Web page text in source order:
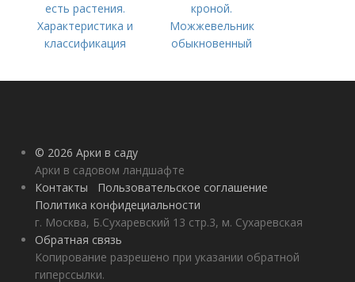
есть растения.
Характеристика и
классификация
кроной.
Можжевельник
обыкновенный
© 2026 Арки в саду
Арки в садовом ландшафте
Контакты
Пользовательское соглашение
Политика конфидециальности
г. Москва, Б.Сухаревский 13 стр.3, м. Сухаревская
Обратная связь
Копирование разрешено при указании обратной
гиперссылки.